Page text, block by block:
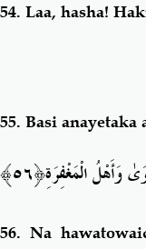
54. Laa, hasha!
55. Basi anayetaka
وَأَهْلُ الْمَغْفِرَةِ﴿٥٦﴾
56. Na